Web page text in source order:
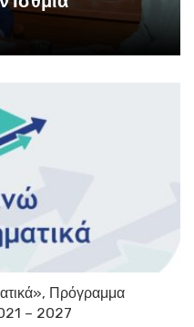
Πρόγραμμα
– 2027